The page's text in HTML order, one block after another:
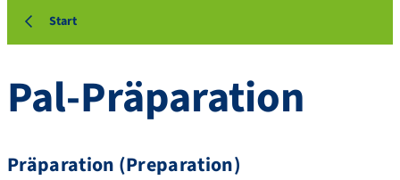
Start
Pal-Präparation
Präparation (Preparation)